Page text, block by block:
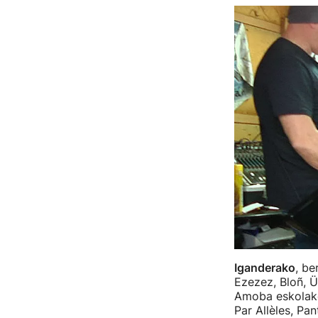
Iganderako,
Ezezez, Bloñ,
Amoba
Par Allèles,